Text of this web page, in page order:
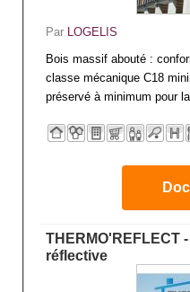
Par LOGELIS
Bois massif abouté :
classe mécanique C18
préservé à minimum pour
THERMO'REFLECT
réflective